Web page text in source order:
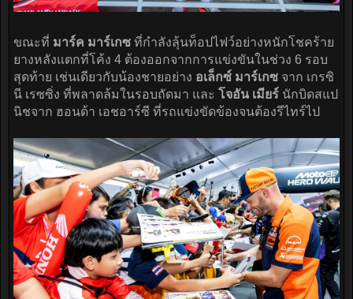
ขณะที่ มาร์ค มาร์เกซ ที่กำลังลุ้นท็อปไฟว์อย่างหนักโชคร้าย
ยางหลังแตกที่โค้ง 4 ต้องออกจากการแข่งขันในช่วง 6 รอบ
สุดท้าย เช่นเดียวกับน้องชายอย่าง อเล็กซ์ มาร์เกซ จาก เกรซิ
นี เรซซิ่ง ที่พลาดล้มในรอบถัดมา และ โจอัน เมียร์ นักบิดสแป
นิชจาก ฮอนด้า เอชอาร์ซี ที่รถแข่งขัดข้องจนต้องรีไทร์ไป